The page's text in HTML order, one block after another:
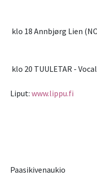
klo 18 Annbjørg Lien
klo 20 TUULETAR -
Liput: www.lippu.fi
Paasikivenaukio